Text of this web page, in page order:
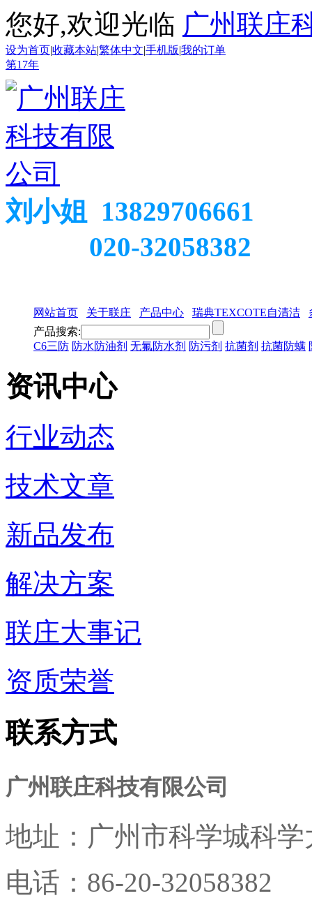
您好,欢迎光临 广州联庄
设为首页|收藏本站|繁体中文|手机版|我的订单
第17年
刘小姐 13829706661
020-32058382
网站首页 关于联庄 产品中心 瑞典TEXCOTE自清洁
产品搜索:
C6三防 防水防油剂 无氟防水剂 防污剂 抗菌剂 抗菌防螨
资讯中心
行业动态
技术文章
新品发布
解决方案
联庄大事记
资质荣誉
联系方式
广州联庄科技有限公司
地址： 广州市科学城科
电话： 86-20-32058382